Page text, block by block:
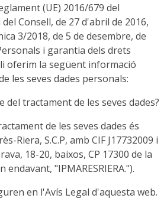
(UE) 2016/679 del
Consell, de 27 d'abril de 2016,
3/2018, de 5 de desembre, de
i garantia dels drets
oferim la següent informació
les seves dades personals:
del tractament de les seves dades?
de les seves dades és
Riera, S.C.P, amb CIF J17732009 i
18-20, baixos, CP 17300 de la
"IPMARESRIERA.").
en l'Avís Legal d'aquesta web.